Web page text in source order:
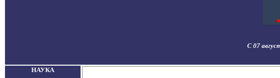
С 07
НАУКА